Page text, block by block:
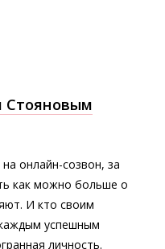
Стояновым
онлайн-созвон, за
как можно больше о
И кто своим
успешным
личность.